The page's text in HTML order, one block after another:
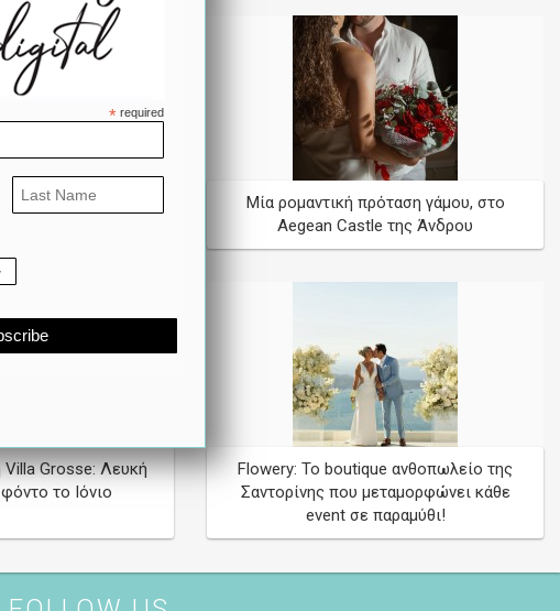
σας στην Πάρο ...
Μία ρομαντική πρόταση γάμου, στο
Aegean Castle της Άνδρου
Villa Grosse: Λευκή
το Ιόνιο
Flowery: Το boutique ανθοπωλείο της
Σαντορίνης που μεταμορφώνει κάθε
event σε παραμύθι!
* required